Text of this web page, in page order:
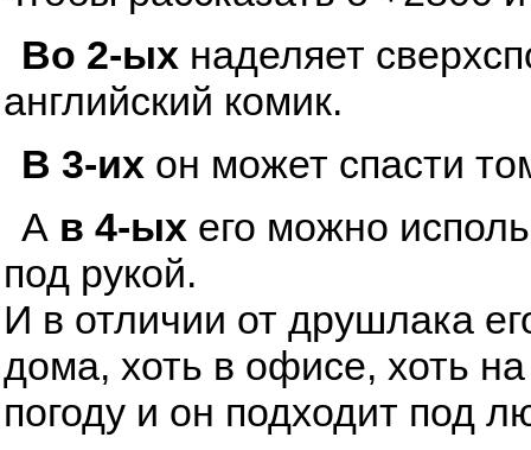
Во 2-ых наделяет
английский комик.
В 3-их он может спасти
А в 4-ых его можно
под рукой.
И в отличии от друшлака
дома, хоть в офисе, хоть
погоду и он подходит под